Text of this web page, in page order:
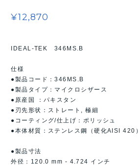
¥12,870
IDEAL-TEK 346MS.B
仕様
●製品コード：346MS.B
●製品タイプ：マイクロシザース
●原産国 ：パキスタン
●刃先形状：ストレート, 極細
●コーティング/仕上げ：ポリッシュ
●本体材質：ステンレス鋼（硬化AISI 420）
●製品寸法
外径：120.0 mm - 4.724 インチ